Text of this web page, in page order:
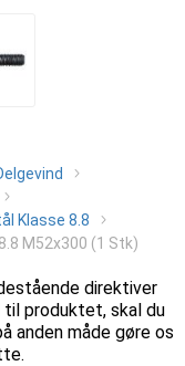
Klasse 8.8
M52x300 (1 Stk)
direktiver
til produktet, skal du
anden måde gøre os